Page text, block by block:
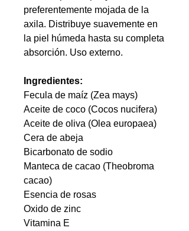
preferentemente mojada de la
axila. Distribuye suavemente en
la piel húmeda hasta su completa
absorción. Uso externo.
Ingredientes:
Fecula de maíz (Zea mays)
Aceite de coco (Cocos nucifera)
Aceite de oliva (Olea europaea)
Cera de abeja
Bicarbonato de sodio
Manteca de cacao (Theobroma
cacao)
Esencia de rosas
Oxido de zinc
Vitamina E